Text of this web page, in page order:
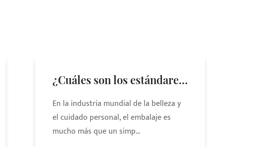
¿Cuáles son los estándares
para seleccionar la
capacidad y el tamaño de
los frascos para envases de
En la industria mundial de la belleza y
el cuidado personal, el embalaje es
mucho más que un simp...